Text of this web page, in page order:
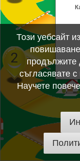
2
Този уебсайт
продължите
съгласявате с
Научете